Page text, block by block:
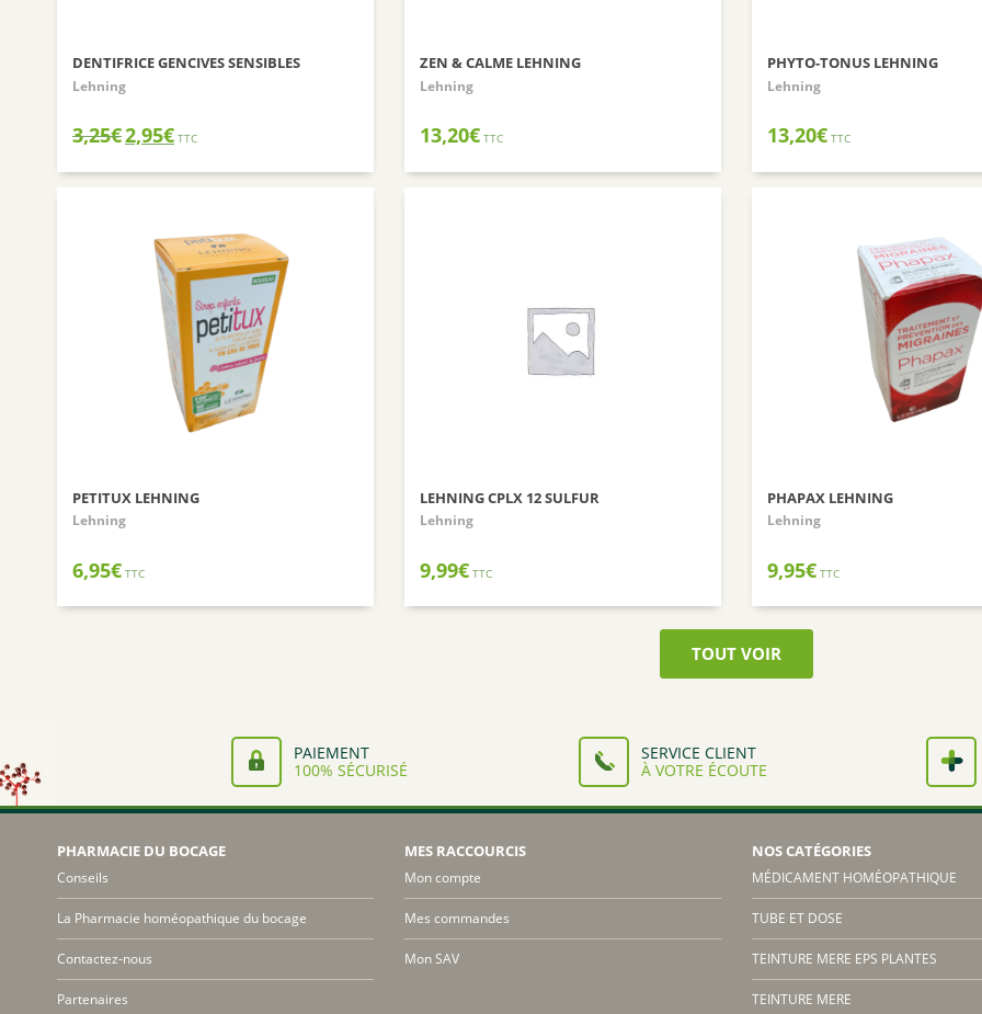
DENTIFRICE GENCIVES SENSIBLES
Lehning
3,25€ Le
initial
2,95€Le
actuel
TTC
ZEN & CALME LEHNING
Lehning
13,20€ TTC
PHYTO-TONUS LEHNING
Lehning
13,20€ TTC
PETITUX LEHNING
Lehning
6,95€ TTC
LEHNING CPLX 12 SULFUR
Lehning
9,99€ TTC
PHAPAX LEHNING
Lehning
9,95€ TTC
TOUT VOIR
PAIEMENT
100% SÉCURISÉ
SERVICE CLIENT
À VOTRE ÉCOUTE
PHARMACIE DU BOCAGE
Conseils
La Pharmacie homéopathique du bocage
Contactez-nous
Partenaires
MES RACCOURCIS
Mon compte
Mes commandes
Mon SAV
NOS CATÉGORIES
MÉDICAMENT HOMÉOPATHIQUE
TUBE ET DOSE
TEINTURE MERE EPS PLANTES
TEINTURE MERE